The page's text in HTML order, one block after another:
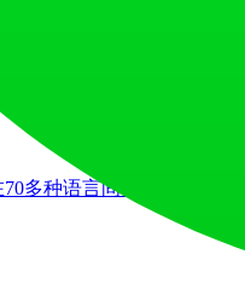
多种语言间实现图像文字